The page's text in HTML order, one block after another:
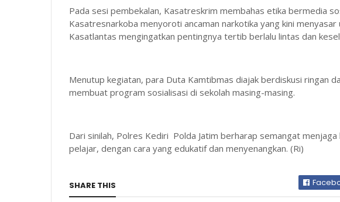
Pada sesi pembekalan, Kasatreskrim membahas etika bermedia
Kasatresnarkoba menyoroti ancaman narkotika yang kini
Kasatlantas mengingatkan pentingnya tertib berlalu lintas dan
Menutup kegiatan, para Duta Kamtibmas diajak berdiskusi ringan
membuat program sosialisasi di sekolah masing-masing.
Dari sinilah, Polres Kediri Polda Jatim berharap semangat
pelajar, dengan cara yang edukatif dan menyenangkan. (Ri)
SHARE THIS